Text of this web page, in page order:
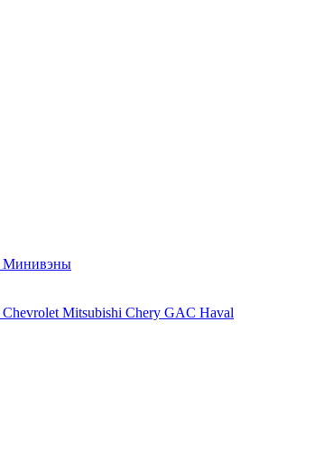
Минивэны
Chevrolet Mitsubishi Chery GAC Haval